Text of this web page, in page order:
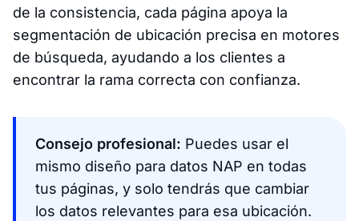
de la consistencia, cada página apoya la
segmentación de ubicación precisa en motores
de búsqueda, ayudando a los clientes a
encontrar la rama correcta con confianza.
Consejo profesional: Puedes usar el
mismo diseño para datos NAP en todas
tus páginas, y solo tendrás que cambiar
los datos relevantes para esa ubicación.